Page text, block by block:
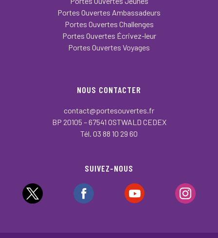
Portes Ouvertes Ambassadeurs
Portes Ouvertes Challenges
Portes Ouvertes Écrivez-leur
Portes Ouvertes Voyages
NOUS CONTACTER
contact@portesouvertes.fr
BP 20105 – 67541 OSTWALD CEDEX
Tél. 03 88 10 29 60
SUIVEZ-NOUS